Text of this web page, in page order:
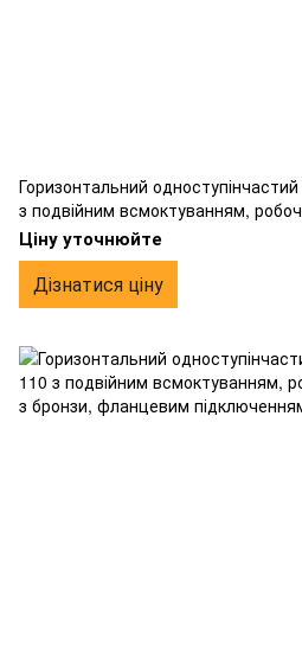
Горизонтальний
з подвійним всмоктуванням,
бронзи, фланцевим підключенням.
Ціну уточнюйте
Дізнатися ціну